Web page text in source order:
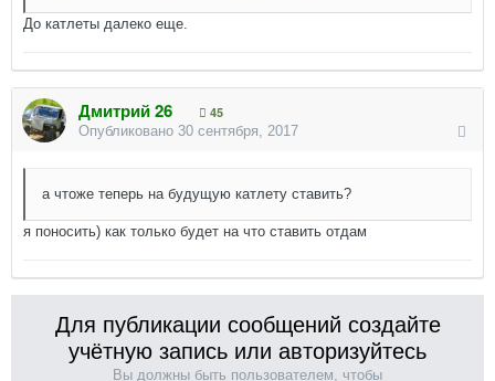
До катлеты далеко еще.
Дмитрий 26
45
Опубликовано 30 сентября, 2017
а чтоже теперь на будущую катлету ставить?
я поносить) как только будет на что ставить отдам
Для публикации сообщений создайте
учётную запись или авторизуйтесь
Вы должны быть пользователем, чтобы